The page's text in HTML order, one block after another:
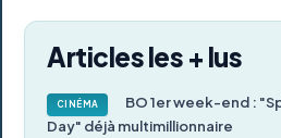
Articles les + lus
CINÉMA
BO 1er week-end :
Day" déjà multimillionnaire